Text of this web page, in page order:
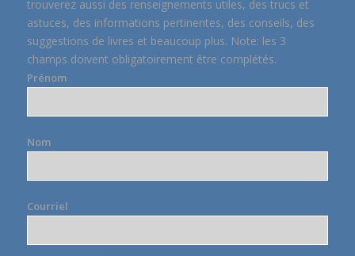
trouverez aussi des renseignements utiles, des trucs et
astuces, des informations pertinentes, des conseils, des
suggestions de livres et beaucoup plus. Note: les 3
champs doivent obligatoirement être complétés.
Prénom
Nom
Courriel